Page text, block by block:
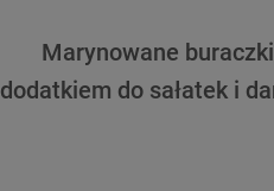
Marynowane
dodatkiem do sałatek i